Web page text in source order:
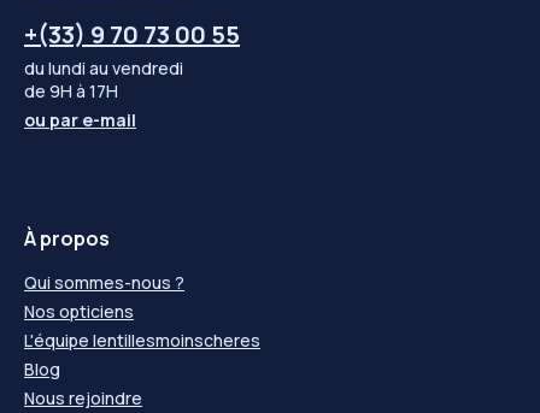
+(33) 9 70 73 00 55
du lundi au vendredi
de 9H à 17H
ou par e-mail
À propos
Qui sommes-nous ?
Nos opticiens
L'équipe lentillesmoinscheres
Blog
Nous rejoindre